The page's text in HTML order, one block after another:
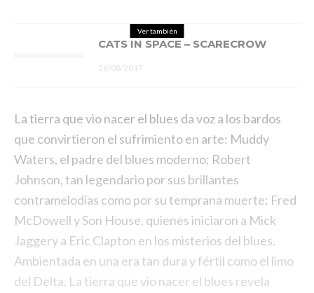
Ver también
CATS IN SPACE – SCARECROW
26/08/2017
La tierra que vio nacer el blues da voz a los bardos
que convirtieron el sufrimiento en arte: Muddy
Waters, el padre del blues moderno; Robert
Johnson, tan legendario por sus brillantes
contramelodías como por su temprana muerte; Fred
McDowell y Son House, quienes iniciaron a Mick
Jaggery a Eric Clapton en los misterios del blues.
Ambientada en una era tan dura y fértil como el limo
del Delta, La tierra que vio nacer el blues revela